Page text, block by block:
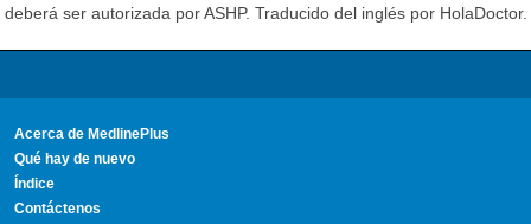
deberá ser autorizada por ASHP. Traducido del inglés por HolaDoctor.
Acerca de MedlinePlus
Qué hay de nuevo
Índice
Contáctenos